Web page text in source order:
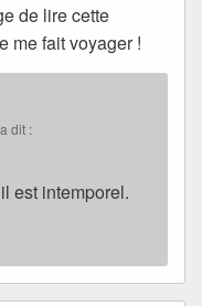
de lire cette
me fait voyager !
a dit :
est intemporel.